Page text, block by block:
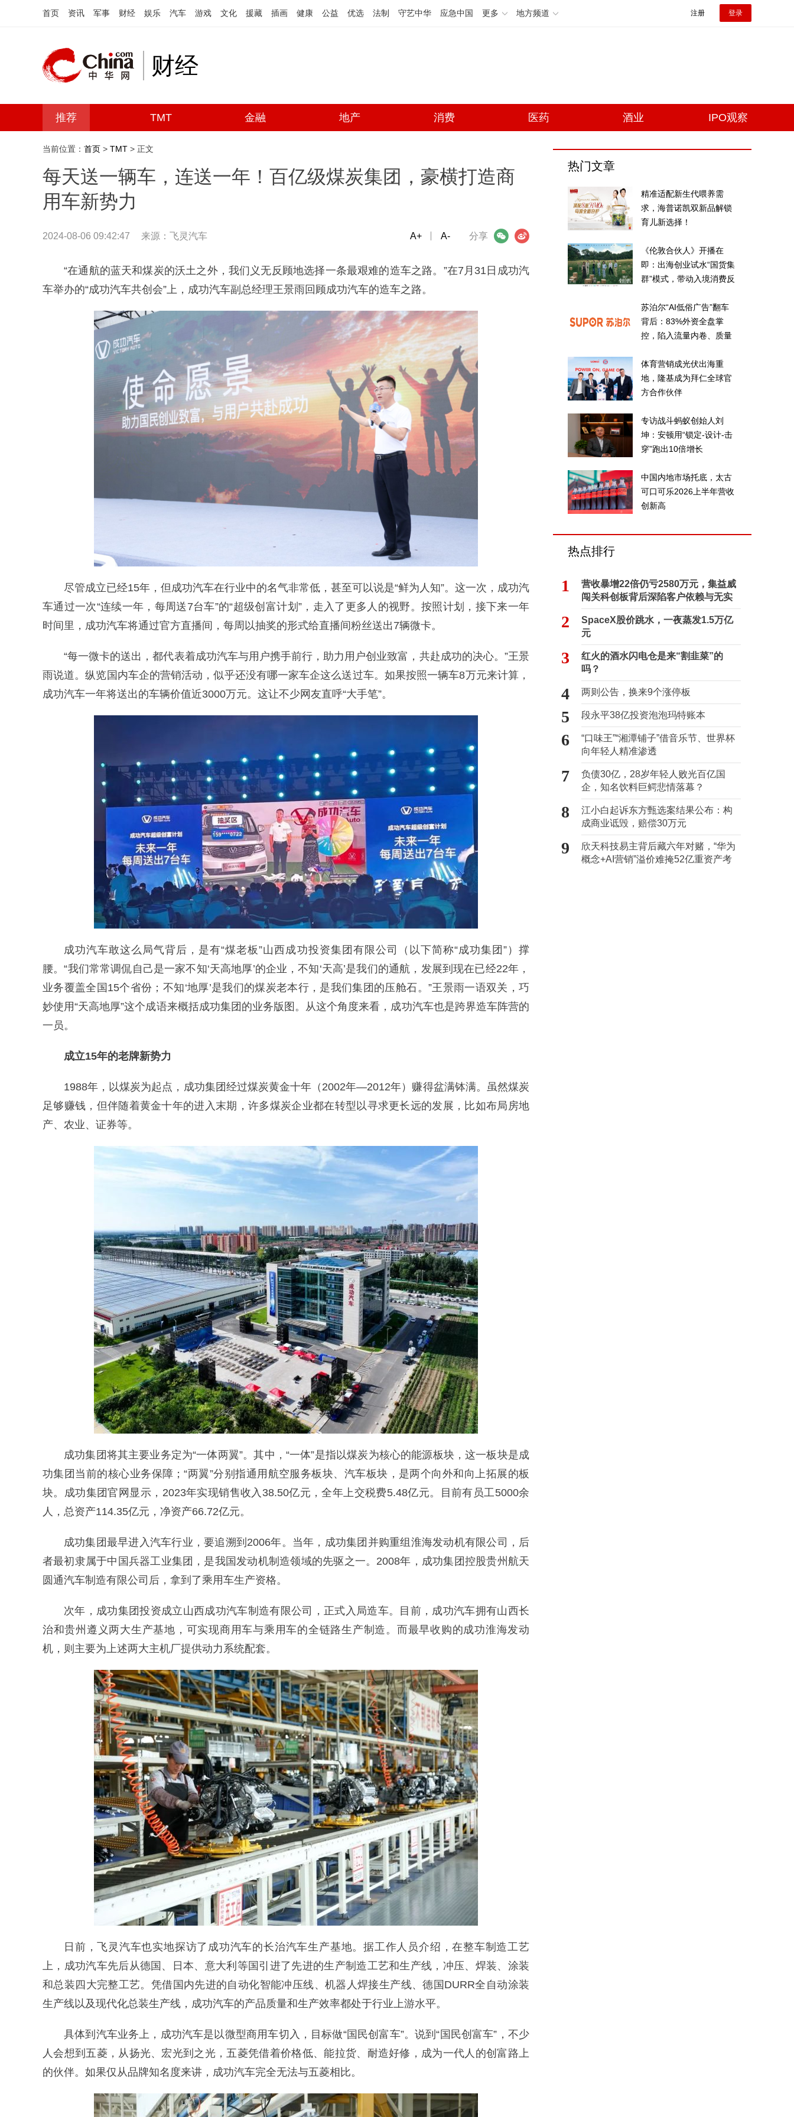
首页 资讯 军事 财经 娱乐 汽车 游戏 文化 援藏 插画 健康 公益 优选 法制 守艺中华 应急中国 更多 地方频道 注册 登录
财经
推荐 TMT 金融 地产 消费 医药 酒业 IPO观察
当前位置： 首页 > TMT > 正文
每天送一辆车，连送一年！百亿级煤炭集团，豪横打造商
用车新势力
2024-08-06 09:42:47 来源： 飞灵汽车 分享
微信 微博
A+ A-
“在通航的蓝天和煤炭的沃土之外，我们义无反顾地选择一条最艰难的造车之路。”在7月31日成功汽
车举办的“成功汽车共创会”上，成功汽车副总经理王景雨回顾成功汽车的造车之路。
尽管成立已经15年，但成功汽车在行业中的名气非常低，甚至可以说是“鲜为人知”。这一次，成功汽
车通过一次“连续一年，每周送7台车”的“超级创富计划”，走入了更多人的视野。按照计划，接下来一年
时间里，成功汽车将通过官方直播间，每周以抽奖的形式给直播间粉丝送出7辆微卡。
“每一微卡的送出，都代表着成功汽车与用户携手前行，助力用户创业致富，共赴成功的决心。”王景
雨说道。纵览国内车企的营销活动，似乎还没有哪一家车企这么送过车。如果按照一辆车8万元来计算，
成功汽车一年将送出的车辆价值近3000万元。这让不少网友直呼“大手笔”。
成功汽车敢这么局气背后，是有“煤老板”山西成功投资集团有限公司（以下简称“成功集团”）撑
腰。“我们常常调侃自己是一家不知‘天高地厚’的企业，不知‘天高’是我们的通航，发展到现在已经22年，
业务覆盖全国15个省份；不知‘地厚’是我们的煤炭老本行，是我们集团的压舱石。”王景雨一语双关，巧
妙使用“天高地厚”这个成语来概括成功集团的业务版图。从这个角度来看，成功汽车也是跨界造车阵营的
一员。
成立15年的老牌新势力
1988年，以煤炭为起点，成功集团经过煤炭黄金十年（2002年—2012年）赚得盆满钵满。虽然煤炭
足够赚钱，但伴随着黄金十年的进入末期，许多煤炭企业都在转型以寻求更长远的发展，比如布局房地
产、农业、证券等。
成功集团将其主要业务定为“一体两翼”。其中，“一体”是指以煤炭为核心的能源板块，这一板块是成
功集团当前的核心业务保障；“两翼”分别指通用航空服务板块、汽车板块，是两个向外和向上拓展的板
块。成功集团官网显示，2023年实现销售收入38.50亿元，全年上交税费5.48亿元。目前有员工5000余
人，总资产114.35亿元，净资产66.72亿元。
成功集团最早进入汽车行业，要追溯到2006年。当年，成功集团并购重组淮海发动机有限公司，后
者最初隶属于中国兵器工业集团，是我国发动机制造领域的先驱之一。2008年，成功集团控股贵州航天
圆通汽车制造有限公司后，拿到了乘用车生产资格。
次年，成功集团投资成立山西成功汽车制造有限公司，正式入局造车。目前，成功汽车拥有山西长
治和贵州遵义两大生产基地，可实现商用车与乘用车的全链路生产制造。而最早收购的成功淮海发动
机，则主要为上述两大主机厂提供动力系统配套。
日前，飞灵汽车也实地探访了成功汽车的长治汽车生产基地。据工作人员介绍，在整车制造工艺
上，成功汽车先后从德国、日本、意大利等国引进了先进的生产制造工艺和生产线，冲压、焊装、涂装
和总装四大完整工艺。凭借国内先进的自动化智能冲压线、机器人焊接生产线、德国DURR全自动涂装
生产线以及现代化总装生产线，成功汽车的产品质量和生产效率都处于行业上游水平。
具体到汽车业务上，成功汽车是以微型商用车切入，目标做“国民创富车”。说到“国民创富车”，不少
人会想到五菱，从扬光、宏光到之光，五菱凭借着价格低、能拉货、耐造好修，成为一代人的创富路上
的伙伴。如果仅从品牌知名度来讲，成功汽车完全无法与五菱相比。
热门文章
精准适配新生代喂养需
求，海普诺凯双新品解锁
育儿新选择！
《伦敦合伙人》开播在
即：出海创业试水“国货集
群”模式，带动入境消费反
苏泊尔“AI低俗广告”翻车
背后：83%外资全盘掌
控，陷入流量内卷、质量
体育营销成光伏出海重
地，隆基成为拜仁全球官
方合作伙伴
专访战斗蚂蚁创始人刘
坤：安顿用“锁定-设计-击
穿”跑出10倍增长
中国内地市场托底，太古
可口可乐2026上半年营收
创新高
热点排行
1
营收暴增22倍仍亏2580万元，集益威
闯关科创板背后深陷客户依赖与无实
控人困局
2
SpaceX股价跳水，一夜蒸发1.5万亿
元
3
红火的酒水闪电仓是来“割韭菜”的
吗？
4 两则公告，换来9个涨停板
5 段永平38亿投资泡泡玛特账本
6
“口味王”“湘潭铺子”借音乐节、世界杯
向年轻人精准渗透
7
负债30亿，28岁年轻人败光百亿国
企，知名饮料巨鳄悲情落幕？
8
江小白起诉东方甄选案结果公布：构
成商业诋毁，赔偿30万元
9
欣天科技易主背后藏六年对赌，“华为
概念+AI营销”溢价难掩52亿重资产考